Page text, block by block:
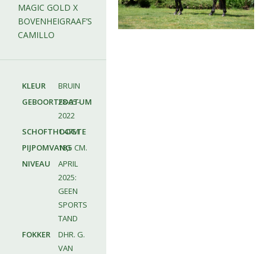
MAGIC GOLD X
BOVENHEIGRAAF’S
CAMILLO
KLEUR
BRUIN
GEBOORTEDATUM
28-05-
2022
SCHOFTHOOGTE
1.47M
PIJPOMVANG18,5 CM.
NIVEAU
APRIL
2025:
GEEN
SPORTS
TAND
FOKKER
DHR. G.
VAN